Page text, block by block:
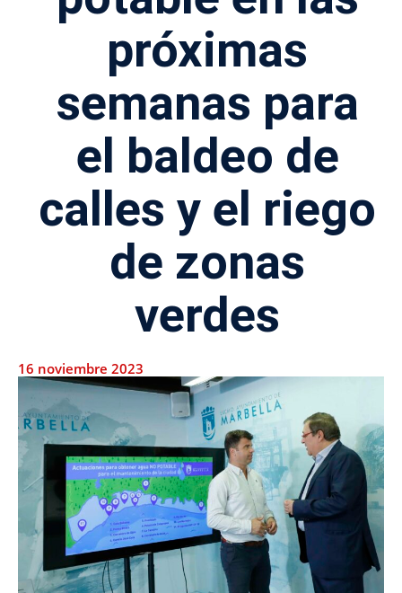
próximas
semanas para
el baldeo de
calles y el riego
de zonas
verdes
16 noviembre 2023